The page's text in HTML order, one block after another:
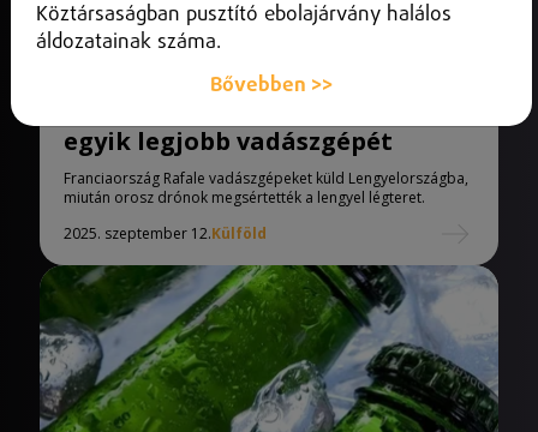
egyik legjobb vadászgépét
Franciaország Rafale vadászgépeket küld Lengyelországba,
miután orosz drónok megsértették a lengyel légteret.
2025. szeptember 12.Külföld
Köztársaságban pusztító ebolajárvány halálos
áldozatainak száma.
Bővebben >>